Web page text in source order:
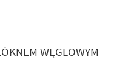
WĘGLOWYM